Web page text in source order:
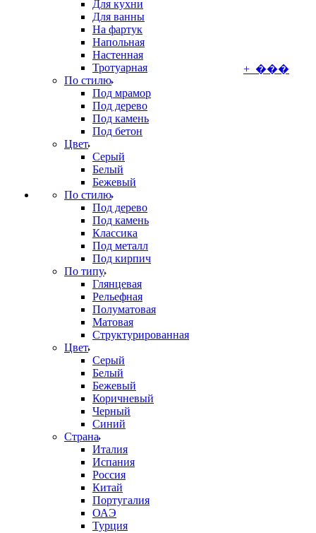
Для кухни
Для ванны
На фартук
Напольная
Настенная
Тротуарная
По стилю
Под мрамор
Под дерево
Под камень
Под бетон
Цвет
Серый
Белый
Бежевый
По стилю
Под дерево
Под камень
Классика
Под металл
Под кирпич
По типу
Глянцевая
Рельефная
Полуматовая
Матовая
Структурированная
Цвет
Серый
Белый
Бежевый
Коричневый
Черный
Синий
Страна
Италия
Испания
Россия
Китай
Португалия
ОАЭ
Турция
+ ���